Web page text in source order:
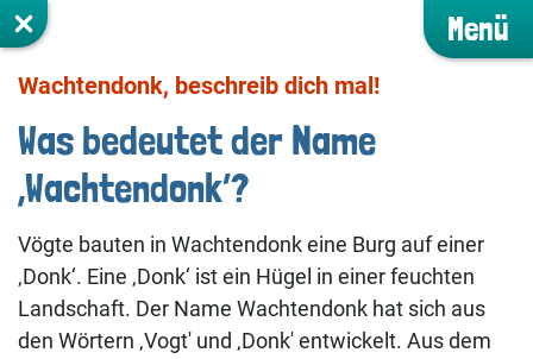
Menü
Wachtendonk, beschreib dich mal!
Was bedeutet der Name
‚Wachtendonk‘?
Vögte bauten in Wachtendonk eine Burg auf einer
‚Donk‘. Eine ‚Donk‘ ist ein Hügel in einer feuchten
Landschaft. Der Name Wachtendonk hat sich aus
den Wörtern ‚Vogt' und ‚Donk' entwickelt. Aus dem